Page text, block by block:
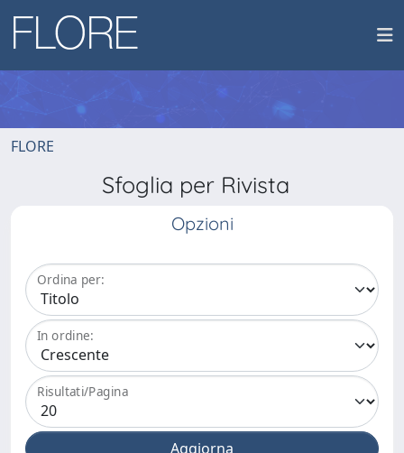
FLORE
Sfoglia per Rivista
Opzioni
Ordina per:
In ordine:
Risultati/Pagina